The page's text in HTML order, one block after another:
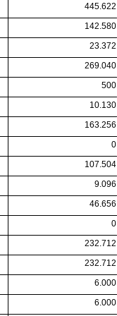
445.622
142.580
23.372
269.040
500
10.130
163.256
0
107.504
9.096
46.656
0
232.712
232.712
6.000
6.000